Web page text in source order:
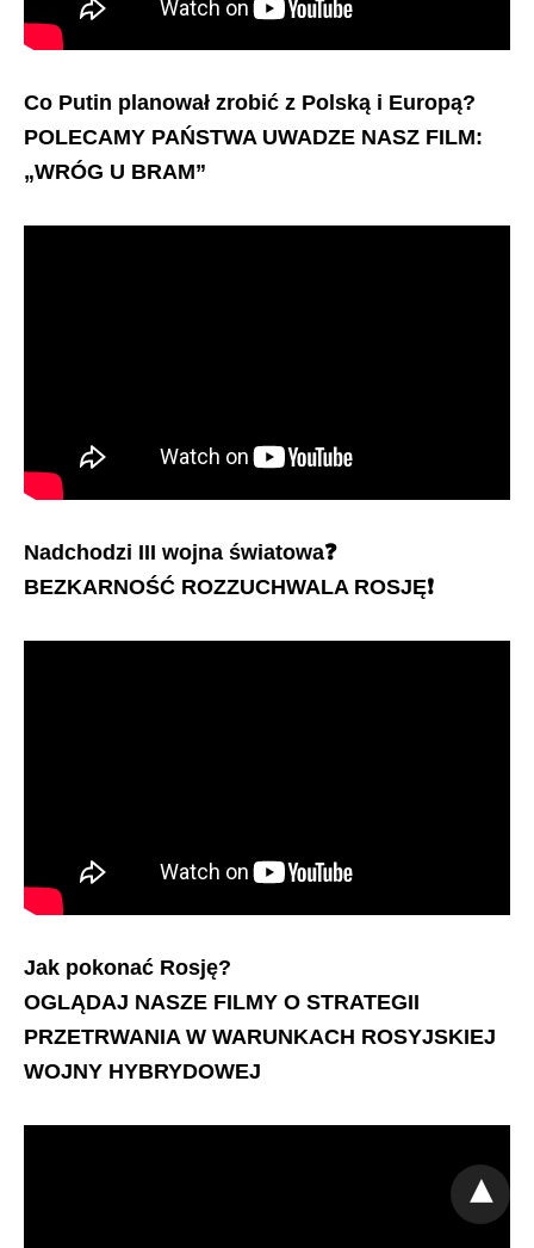
Co Putin planował zrobić z Polską i Europą?
POLECAMY PAŃSTWA UWADZE NASZ FILM:
„WRÓG U BRAM”
Nadchodzi III wojna światowa❓
BEZKARNOŚĆ ROZZUCHWALA ROSJĘ❗️
Jak pokonać Rosję?
OGLĄDAJ NASZE FILMY O STRATEGII
PRZETRWANIA W WARUNKACH ROSYJSKIEJ
WOJNY HYBRYDOWEJ